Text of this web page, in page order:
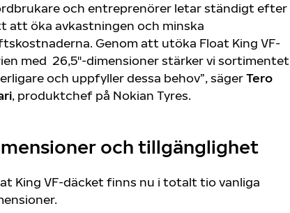
och entreprenörer letar ständigt efter
att öka avkastningen och minska
Genom att utöka Float King VF-
med 26,5"-dimensioner stärker vi sortimentet
och uppfyller dessa behov”, sägerTero
, produktchef på Nokian Tyres.
och tillgänglighet
King VF-däcket finns nu i totalt tio vanliga